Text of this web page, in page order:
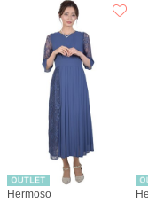
Hermoso